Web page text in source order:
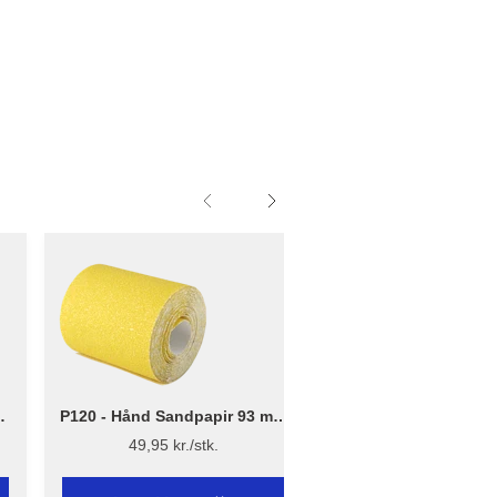
P120 - Hånd Sandpapir 93 mm
x 5 m
49,95 kr./stk.